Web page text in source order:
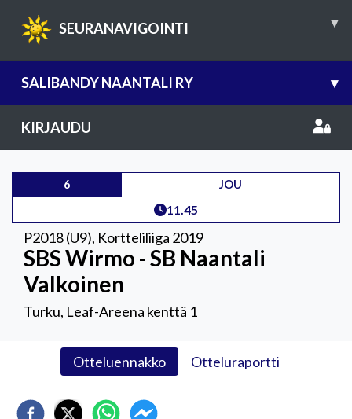
SEURANAVIGOINTI ▾
SALIBANDY NAANTALI RY ▾
KIRJAUDU
6 JOU
11.45
P2018 (U9), Kortteliliiga 2019
SBS Wirmo - SB Naantali
Valkoinen
Turku, Leaf-Areena kenttä 1
Otteluennakko Otteluraportti